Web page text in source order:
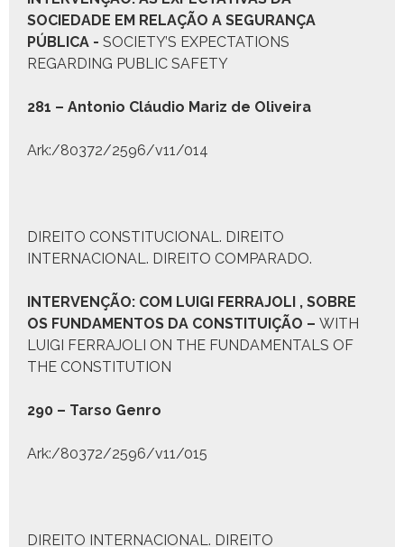
SOCIEDADE EM RELAÇÃO A SEGURANÇA
PÚBLICA - SOCIETY’S EXPECTATIONS
REGARDING PUBLIC SAFETY
281 – Anto­nio Cláu­dio Mariz de Oliveira
Ark:/80372/2596/v11/014
DIREITO CONSTITUCIONAL. DIREITO
INTERNACIONAL. DIREITO COMPARADO.
INTERVENÇÃO: COM LUIGI FERRAJOLI , SOBRE
OS FUNDAMENTOS DA CONSTITUIÇÃO – WITH
LUIGI FERRAJOLI ON THE FUNDAMENTALS OF
THE CONSTITUTION
290 – Tar­so Gen­ro
Ark:/80372/2596/v11/015
DIREITO INTERNACIONAL. DIREITO